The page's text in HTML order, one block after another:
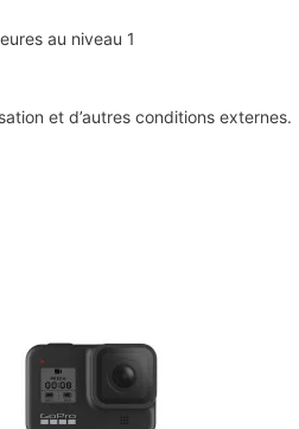
au niveau 1
et d’autres conditions externes.